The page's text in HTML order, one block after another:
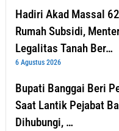
Hadiri Akad Massal
Rumah Subsidi,
Legalitas Tanah Ber…
6 Agustus 2026
Bupati Banggai Beri
Saat Lantik Pejabat
Dihubungi, …